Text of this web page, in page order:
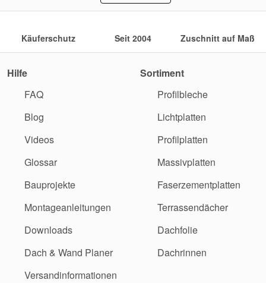
Käuferschutz Seit 2004 Zuschnitt auf Maß
Hilfe
FAQ
Blog
Videos
Glossar
Bauprojekte
Montageanleitungen
Downloads
Dach & Wand Planer
Versandinformationen
Sortiment
Profilbleche
Lichtplatten
Profilplatten
Massivplatten
Faserzementplatten
Terrassendächer
Dachfolie
Dachrinnen